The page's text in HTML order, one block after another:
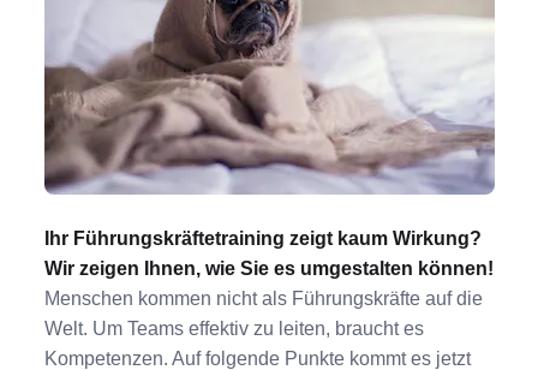
Ihr Führungskräftetraining zeigt kaum Wirkung?
Wir zeigen Ihnen, wie Sie es umgestalten können!
Menschen kommen nicht als Führungskräfte auf die
Welt. Um Teams effektiv zu leiten, braucht es
Kompetenzen. Auf folgende Punkte kommt es jetzt